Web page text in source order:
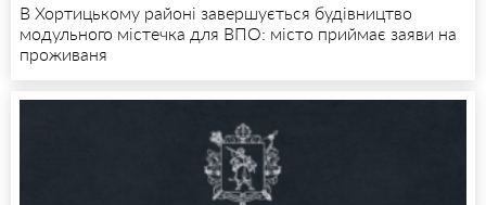
В Хортицькому районі завершується будівництво
модульного містечка для ВПО: місто приймає заяви на
проживаня